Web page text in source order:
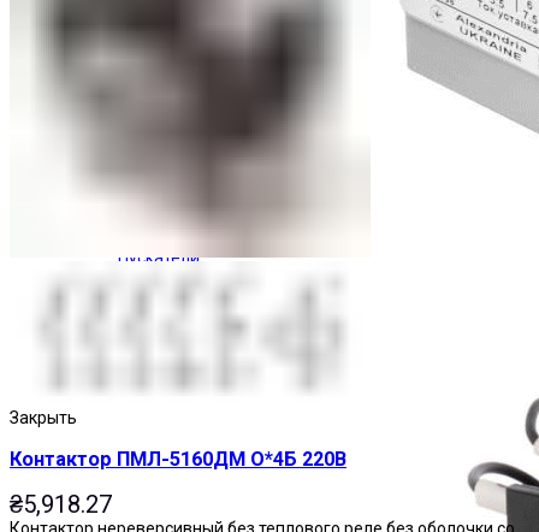
Пускатели
Закрыть
Контактор ПМЛ-5160ДМ О*4Б 220В
₴5,918.27